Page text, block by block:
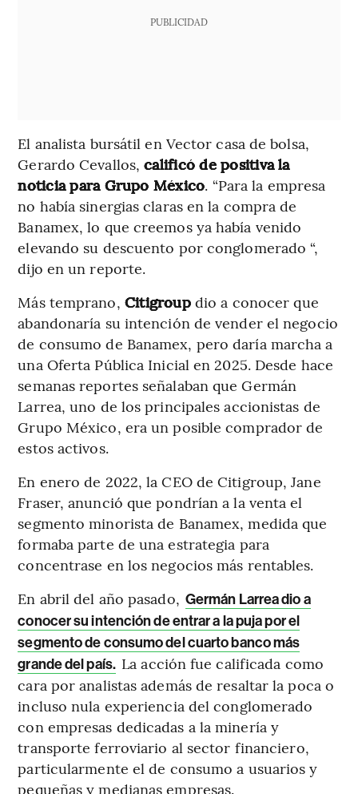
PUBLICIDAD
El analista bursátil en Vector casa de bolsa,
Gerardo Cevallos,calificó de positiva la
noticia para Grupo México. “Para la empresa
no había sinergias claras en la compra de
Banamex, lo que creemos ya había venido
elevando su descuento por conglomerado “,
dijo en un reporte.
Más temprano, Citigroupdio a conocer que
abandonaría su intención de vender el negocio
de consumo de Banamex, pero daría marcha a
una Oferta Pública Inicial en 2025. Desde hace
semanas reportes señalaban que Germán
Larrea, uno de los principales accionistas de
Grupo México, era un posible comprador de
estos activos.
En enero de 2022, la CEO de Citigroup, Jane
Fraser, anunció que pondrían a la venta el
segmento minorista de Banamex, medida que
formaba parte de una estrategia para
concentrase en los negocios más rentables.
En abril del año pasado, Germán Larrea dio a
conocer su intención de entrar a la puja por el
segmento de consumo del cuarto banco más
grande del país. La acción fue calificada como
cara por analistas además de resaltar la poca o
incluso nula experiencia del conglomerado
con empresas dedicadas a la minería y
transporte ferroviario al sector financiero,
particularmente el de consumo a usuarios y
pequeñas y medianas empresas.